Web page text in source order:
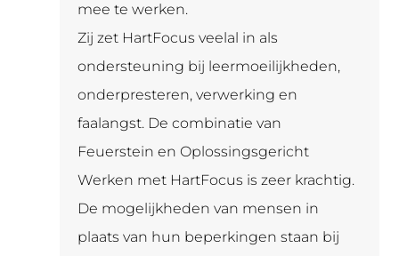
mee te werken.
Zij zet HartFocus veelal in als
ondersteuning bij leermoeilijkheden,
onderpresteren, verwerking en
faalangst. De combinatie van
Feuerstein en Oplossingsgericht
Werken met HartFocus is zeer krachtig.
De mogelijkheden van mensen in
plaats van hun beperkingen staan bij